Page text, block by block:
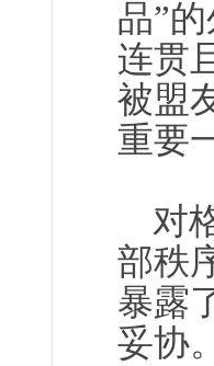
品”
连贯
被盟
重要
对
部秩
暴露
妥协